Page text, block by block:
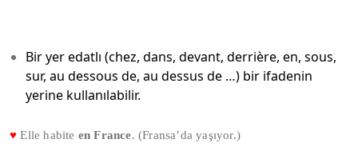
Bir yer edatlı (chez, dans, devant, derrière, en, sous,
sur, au dessous de, au dessus de …) bir ifadenin
yerine kullanılabilir.
♥ Elle habite en France. (Fransa’da yaşıyor.)